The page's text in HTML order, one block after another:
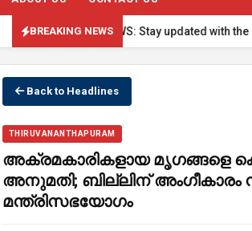
BREAKING NEWS
🔴 BREAKING NEWS: Stay updated with
Back to Headlines
THIRUVANANTHAPURAM
അക്രമകാരികളായ മൃ​ഗങ്ങളെ
അനുമതി; ബില്ലിന് അം​ഗീകാരം
മന്ത്രിസഭയോ​ഗം